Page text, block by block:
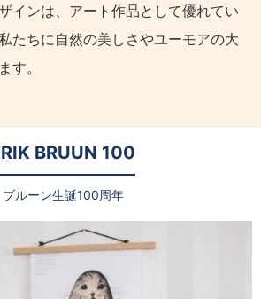
インは、アート作品として優れてい
たちに自然の美しさやユーモアの大
す。
BRUUN 100
ブルーン生誕100周年